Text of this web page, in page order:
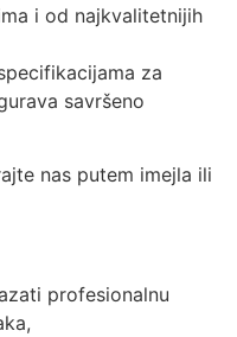
i od najkvalitetnijih
za
savršeno
nas putem imejla ili
profesionalnu